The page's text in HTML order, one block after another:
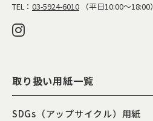
TEL： 03-5924-6010 （平日10:00〜18:00）
取り扱い用紙一覧
SDGs（アップサイクル）用紙